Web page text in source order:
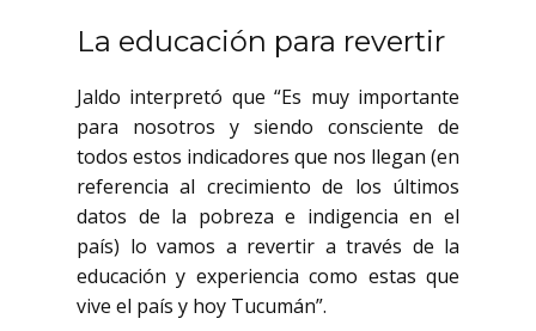
La educación para revertir
Jaldo interpretó que “Es muy importante
para nosotros y siendo consciente de
todos estos indicadores que nos llegan (en
referencia al crecimiento de los últimos
datos de la pobreza e indigencia en el
país) lo vamos a revertir a través de la
educación y experiencia como estas que
vive el país y hoy Tucumán”.